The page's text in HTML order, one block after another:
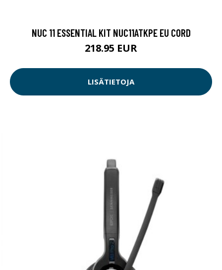
NUC 11 ESSENTIAL KIT NUC11ATKPE EU CORD
218.95 EUR
LISÄTIETOJA